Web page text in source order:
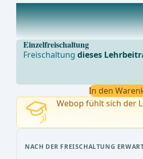
Aktuell laufende Studien zu
Assessment of the GORE®
Einzelfreischaltung
Freischaltungdieses
In den
Webop fühlt sich der
NACH DER FREISCHALTUNG